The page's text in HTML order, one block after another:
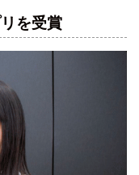
を受賞